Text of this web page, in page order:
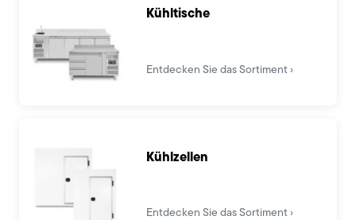
Kühltische
Entdecken Sie das Sortiment
Kühlzellen
Entdecken Sie das Sortiment